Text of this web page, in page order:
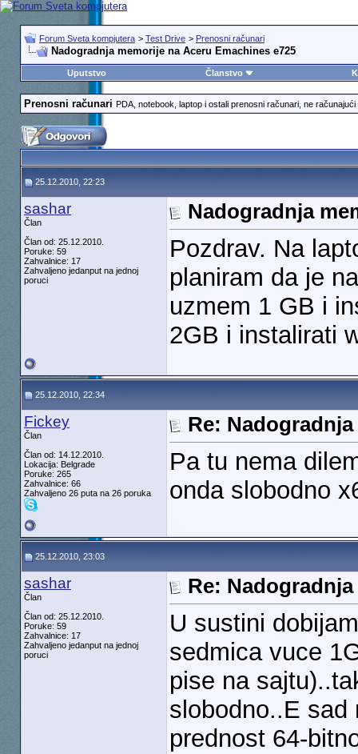
Forum Sveta kompjutera > Test Drive > Prenosni računari
Nadogradnja memorije na Aceru Emachines e725
Uputstvo Članstvo
Prenosni računari PDA, notebook, laptop i ostali prenosni računari, ne računajući
25.12.2010, 22:23
sashar
Član
Član od: 25.12.2010.
Poruke: 59
Zahvalnice: 17
Zahvaljeno jedanput na jednoj
poruci
Nadogradnja
Pozdrav. Na
planiram da je
uzmem 1 GB i
2GB i instalirati
25.12.2010, 22:34
Fickey
Član
Član od: 14.12.2010.
Lokacija: Belgrade
Poruke: 265
Zahvalnice: 66
Zahvaljeno 26 puta na 26 poruka
Re:
Pa tu nema
onda slobodno
25.12.2010, 23:03
sashar
Član
Član od: 25.12.2010.
Poruke: 59
Zahvalnice: 17
Zahvaljeno jedanput na jednoj
poruci
Re:
U sustini
sedmica vuce
pise na
slobodno..E sad
prednost 64-